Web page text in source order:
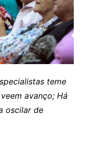
teme
avanço; Há
oscilar de